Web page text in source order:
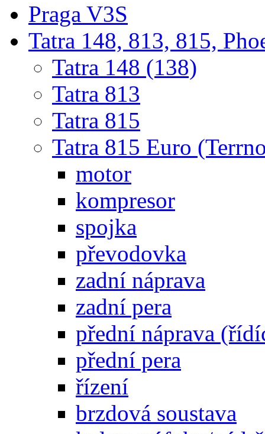
Praga V3S
Tatra 148, 813, 815,
Tatra 148 (138)
Tatra 813
Tatra 815
Tatra 815 Euro
motor
kompresor
spojka
převodovka
zadní náprava
zadní pera
přední náprava
přední pera
řízení
brzdová soustava